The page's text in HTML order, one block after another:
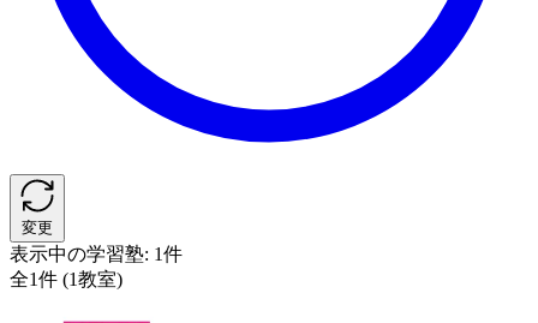
変更
表示中の学習塾: 1件
全1件 (1教室)